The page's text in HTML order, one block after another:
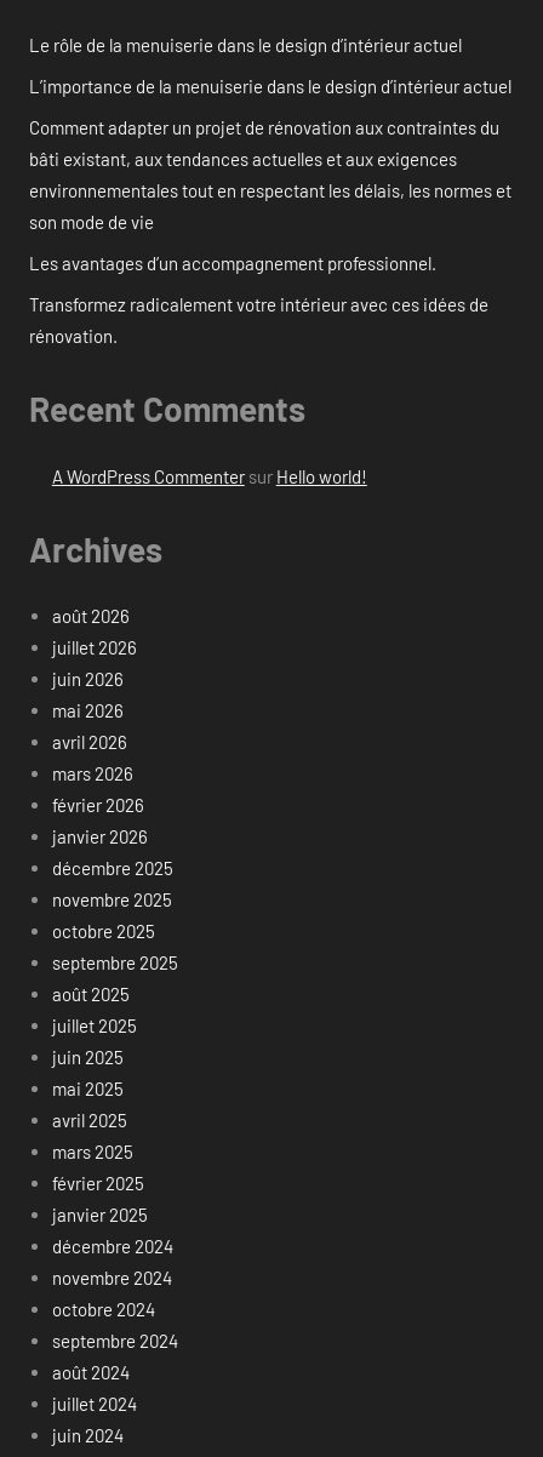
Le rôle de la menuiserie dans le design d’intérieur actuel
L’importance de la menuiserie dans le design d’intérieur actuel
Comment adapter un projet de rénovation aux contraintes du
bâti existant, aux tendances actuelles et aux exigences
environnementales tout en respectant les délais, les normes et
son mode de vie
Les avantages d’un accompagnement professionnel.
Transformez radicalement votre intérieur avec ces idées de
rénovation.
Recent Comments
A WordPress Commentersur Hello world!
Archives
août 2026
juillet 2026
juin 2026
mai 2026
avril 2026
mars 2026
février 2026
janvier 2026
décembre 2025
novembre 2025
octobre 2025
septembre 2025
août 2025
juillet 2025
juin 2025
mai 2025
avril 2025
mars 2025
février 2025
janvier 2025
décembre 2024
novembre 2024
octobre 2024
septembre 2024
août 2024
juillet 2024
juin 2024